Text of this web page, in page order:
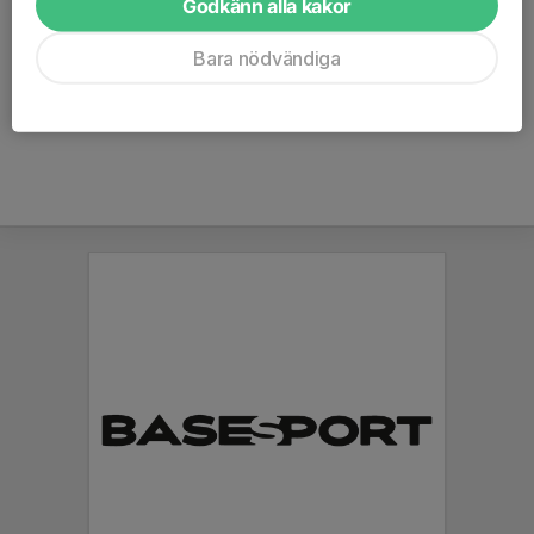
halmstad-i-maj
Godkänn alla kakor
Bara nödvändiga